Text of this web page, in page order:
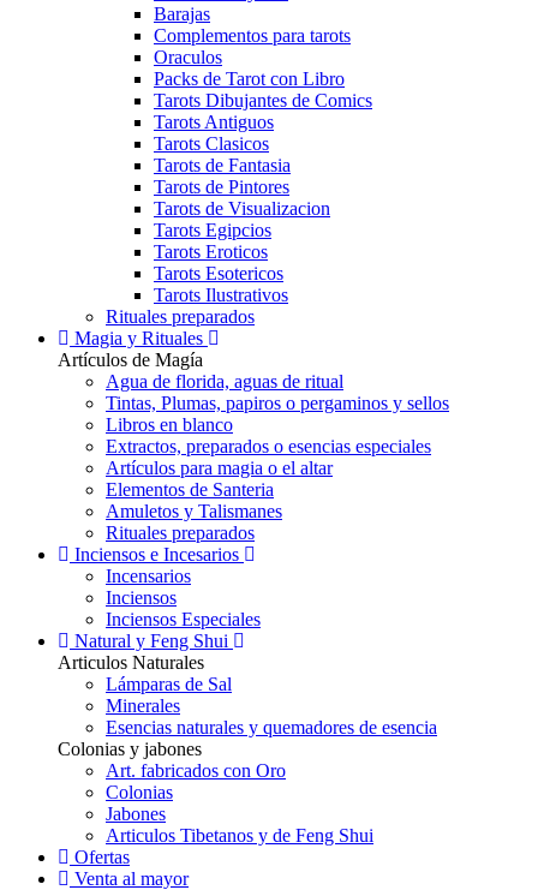
Barajas
Complementos para tarots
Oraculos
Packs de Tarot con Libro
Tarots Dibujantes de Comics
Tarots Antiguos
Tarots Clasicos
Tarots de Fantasia
Tarots de Pintores
Tarots de Visualizacion
Tarots Egipcios
Tarots Eroticos
Tarots Esotericos
Tarots Ilustrativos
Rituales preparados
Magia y Rituales
Artículos de Magía
Agua de florida, aguas de ritual
Tintas, Plumas, papiros o pergaminos y sellos
Libros en blanco
Extractos, preparados o esencias especiales
Artículos para magia o el altar
Elementos de Santeria
Amuletos y Talismanes
Rituales preparados
Inciensos e Incesarios
Incensarios
Inciensos
Inciensos Especiales
Natural y Feng Shui
Articulos Naturales
Lámparas de Sal
Minerales
Esencias naturales y quemadores de esencia
Colonias y jabones
Art. fabricados con Oro
Colonias
Jabones
Articulos Tibetanos y de Feng Shui
Ofertas
Venta al mayor